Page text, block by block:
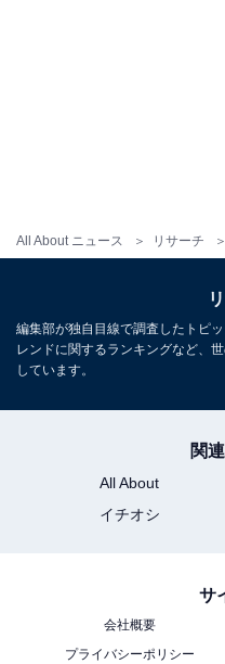
All About ニュース リサーチ
プレスリリース
編集部が独自目線で調査したトピ
レンドに関するランキングなど、
しています。
関
All About
イチオシ
サ
会社概要
プライバシーポリシー